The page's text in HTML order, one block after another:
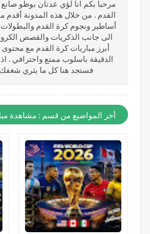
مرحبا بكم انا لؤي عدنان بوظو
القدم . من خلال هذه المدونة
أساطير ونجوم كرة القدم والبطولات
الى جانب الذكريات والقصص
أبرز مباريات كرة القدم مع
الدقيقة باسلوب ممتع واحترافي .
فستجد هنا كل ما يثري شغفك
أخر المواضيع من قسم : مشاهدة